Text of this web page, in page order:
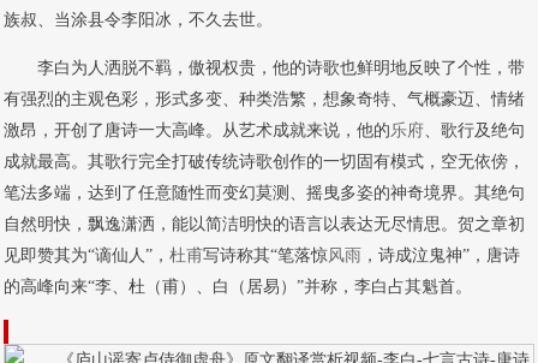
族叔、当涂县令李阳冰，不久去世。
李白为人洒脱不羁，傲视权贵，他的诗歌也鲜明地反映了个性，带
有强烈的主观色彩，形式多变、种类浩繁，想象奇特、气概豪迈、情绪
激昂，开创了唐诗一大高峰。从艺术成就来说，他的乐府、歌行及绝句
成就最高。其歌行完全打破传统诗歌创作的一切固有模式，空无依傍，
笔法多端，达到了任意随性而变幻莫测、摇曳多姿的神奇境界。其绝句
自然明快，飘逸潇洒，能以简洁明快的语言以表达无尽情思。贺之章初
见即赞其为“谪仙人”， 杜甫写诗称其“笔落惊风雨 ，诗成泣鬼神”，唐诗
的高峰向来“李、杜（甫）、白（居易）”并称，李白占其魁首。